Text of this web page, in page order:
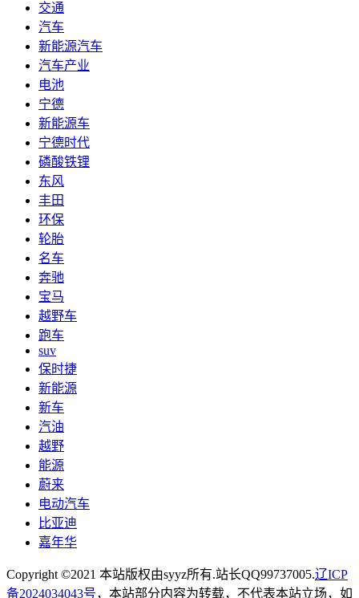
交通
汽车
新能源汽车
汽车产业
电池
宁德
新能源车
宁德时代
磷酸铁锂
东风
丰田
环保
轮胎
名车
奔驰
宝马
越野车
跑车
suv
保时捷
新能源
新车
汽油
越野
能源
蔚来
电动汽车
比亚迪
嘉年华
Copyright ©2021 本站版权由syyz所有.站长QQ99737005.辽ICP
备2024034043号，本站部分内容为转载，不代表本站立场，如